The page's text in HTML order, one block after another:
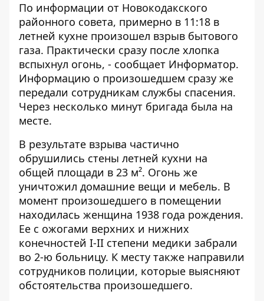
По информации от Новокодакского
районного совета, примерно в 11:18 в
летней кухне произошел взрыв бытового
газа. Практически сразу после хлопка
вспыхнул огонь, - сообщает Информатор.
Информацию о произошедшем сразу же
передали сотрудникам службы спасения.
Через несколько минут бригада была на
месте.
В результате взрыва частично
обрушились стены летней кухни на
общей площади в 23 м². Огонь же
уничтожил домашние вещи и мебель. В
момент произошедшего в помещении
находилась женщина 1938 года рождения.
Ее с ожогами верхних и нижних
конечностей І-ІІ степени медики забрали
во 2-ю больницу. К месту также направили
сотрудников полиции, которые выясняют
обстоятельства произошедшего.